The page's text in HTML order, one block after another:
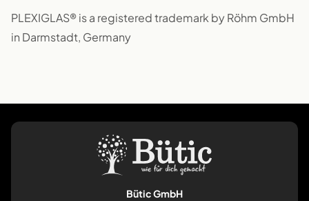
PLEXIGLAS® is a registered trademark by Röhm GmbH
in Darmstadt, Germany
Bütic GmbH